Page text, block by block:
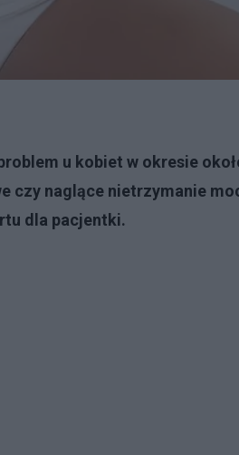
u kobiet w okresie
czy naglące nietrzymanie
dla pacjentki.